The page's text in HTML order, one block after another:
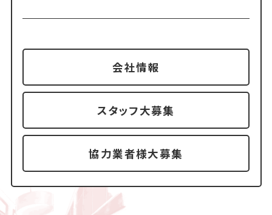
会社情報
スタッフ大募集
協力業者様大募集